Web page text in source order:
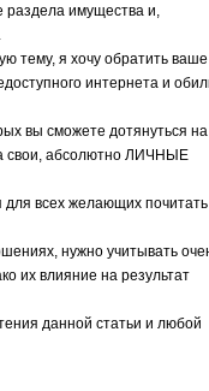
имущества и,
я хочу обратить ваше
интернета и
вы сможете дотянуться на
свои, абсолютно ЛИЧНЫЕ
всех желающих почитать
нужно учитывать
их влияние на результат
данной статьи и любой